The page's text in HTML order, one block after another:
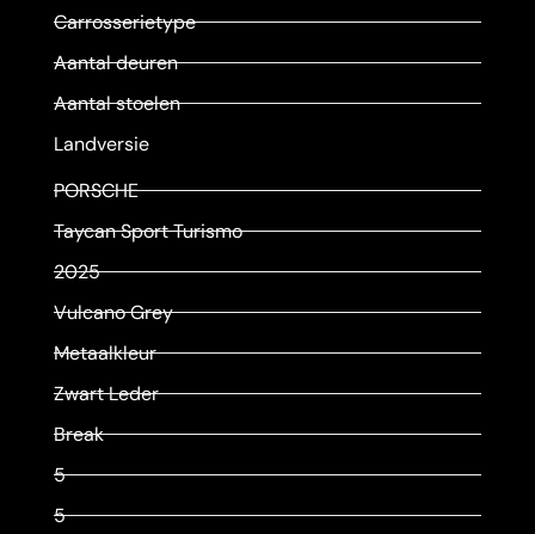
Carrosserietype
Aantal deuren
Aantal stoelen
Landversie
PORSCHE
Taycan Sport Turismo
2025
Vulcano Grey
Metaalkleur
Zwart Leder
Break
5
5